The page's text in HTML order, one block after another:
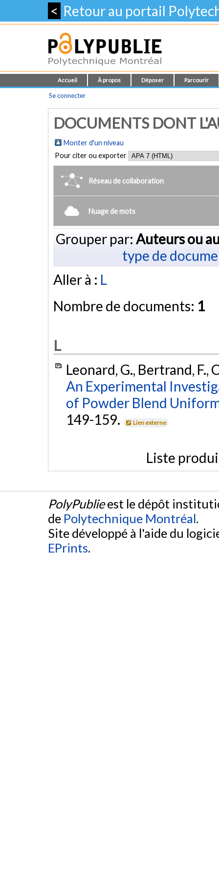
< Retour au portail
Accueil À propos Déposer Parcourir
Se connecter
DOCUMENTS DONT
Monter d'un niveau
Pour citer ou exporter
Réseau de collaboration
Nuage de mots
Grouper par: Auteurs ou
type de
Aller à : L
Nombre de documents: 1
L
Leonard, G., Bertrand, F.,
An Experimental
of Powder Blend
149-159.
Lien externe
Liste
PolyPublieest le dépôt
de Polytechnique Montréal.
Site développé à l'aide du
EPrints.